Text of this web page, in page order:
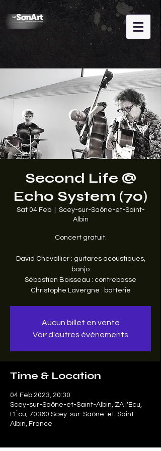
Second Life @
Echo System (70)
Sat 04 Feb
  |
Scey-sur-Saône-et-Saint-
Albin
Concert gratuit.
David Chevallier : guitares acoustiques,
banjo
Sébastien Boisseau : contrebasse
Christophe Lavergne : batterie
Aucun billet en vente
Voir d'autres événements
Time & Location
04 Feb 2023, 20:30
Scey-sur-Saône-et-Saint-Albin, ZA l'Ecu,
L'Écu, 70360 Scey-sur-Saône-et-Saint-
Albin, France